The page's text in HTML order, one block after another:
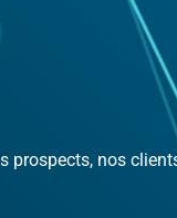
prospects, nos